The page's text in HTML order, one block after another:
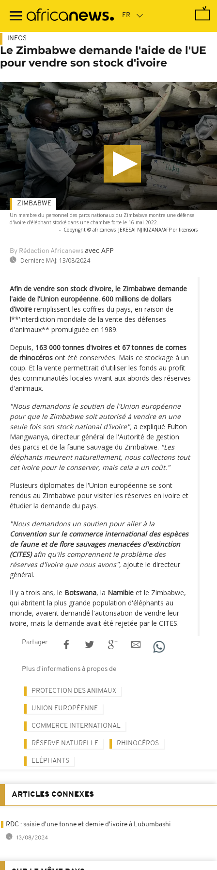
contenu
INFOS
Le Zimbabwe demande l'aide de l'UE
pour vendre son stock d'ivoire
Un membre du personnel des parcs nationaux du Zimbabwe montre une défense
d'ivoire d'éléphant stocké dans une chambre forte le 16 mai 2022.
- Copyright © africanews JEKESAI NJIKIZANA/AFP or licensors
By Rédaction Africanews avec AFP
Dernière MAJ: 13/08/2024
ZIMBABWE
Afin de vendre son stock d'ivoire, le Zimbabwe demande
l'aide de l'Union européenne. 600 millions de dollars
d'ivoire remplissent les coffres du pays, en raison de
l**'interdiction mondiale de la vente des défenses
d'animaux** promulguée en 1989.
Depuis, 163 000 tonnes d'ivoires et 67 tonnes de cornes
de rhinocéros ont été conservées. Mais ce stockage à un
coup. Et la vente permettrait d'utiliser les fonds au profit
des communautés locales vivant aux abords des réserves
d'animaux.
"Nous demandons le soutien de l'Union européenne
pour que le Zimbabwe soit autorisé à vendre en une
seule fois son stock national d'ivoire", a expliqué Fulton
Mangwanya, directeur général de l'Autorité de gestion
des parcs et de la faune sauvage du Zimbabwe. "Les
éléphants meurent naturellement, nous collectons tout
cet ivoire pour le conserver, mais cela a un coût."
Plusieurs diplomates de l'Union européenne se sont
rendus au Zimbabwe pour visiter les réserves en ivoire et
étudier la demande du pays.
"Nous demandons un soutien pour aller à la
Convention sur le commerce international des espèces
de faune et de flore sauvages menacées d'extinction
(CITES)afin qu'ils comprennent le problème des
réserves d'ivoire que nous avons", ajoute le directeur
général.
Il y a trois ans, le Botswana, la Namibie et le Zimbabwe,
qui abritent la plus grande population d'éléphants au
monde, avaient demandé l'autorisation de vendre leur
ivoire, mais la demande avait été rejetée par le CITES.
Partager
Plus d'informations à propos de
PROTECTION DES ANIMAUX
UNION EUROPÉENNE
COMMERCE INTERNATIONAL
RÉSERVE NATURELLE RHINOCÉROS
ELÉPHANTS
ARTICLES CONNEXES
RDC : saisie d'une tonne et demie d'ivoire à Lubumbashi
13/08/2024